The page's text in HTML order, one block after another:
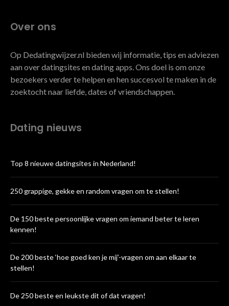
Over ons
Op Dedatingwijzer.nl bieden wij informatie, tips en adviezen
aan over datingsites en dating apps. Ons doel is om onze
bezoekers verder te helpen en hen succesvol te maken in de
zoektocht naar liefde, dates of vriendschappen.
Dating nieuws
Top 8 nieuwe datingsites in Nederland!
250 grappige, gekke en random vragen om te stellen!
De 150 beste persoonlijke vragen om iemand beter te leren
kennen!
De 200 beste ‘hoe goed ken je mij’-vragen om aan elkaar te
stellen!
De 250 beste en leukste dit of dat vragen!